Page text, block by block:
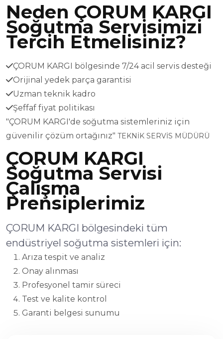
Neden ÇORUM KARGI
Soğutma Servisimizi
Tercih Etmelisiniz?
ÇORUM KARGI bölgesinde 7/24 acil servis desteği
Orijinal yedek parça garantisi
Uzman teknik kadro
Şeffaf fiyat politikası
"ÇORUM KARGI'de soğutma sistemleriniz için
güvenilir çözüm ortağınız" TEKNİK SERVİS MÜDÜRÜ
ÇORUM KARGI
Soğutma Servisi
Çalışma
Prensiplerimiz
ÇORUM KARGI bölgesindeki tüm
endüstriyel soğutma sistemleri için:
Arıza tespit ve analiz
Onay alınması
Profesyonel tamir süreci
Test ve kalite kontrol
Garanti belgesi sunumu